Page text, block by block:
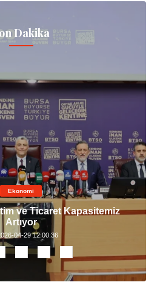
Dakika
Ekonomi
ve Ticaret Kapasitemiz
Artıyor
04-29 12:00:36